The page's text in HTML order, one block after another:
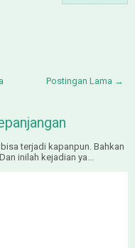
Postingan Lama →
terjadi kapanpun. Bahkan
inilah kejadian ya...